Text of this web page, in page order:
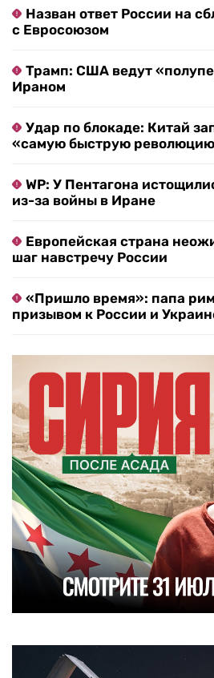
Назван ответ России на
с Евросоюзом
Трамп: США ведут
Ираном
Удар по блокаде: Китай
«самую быструю
WP: У Пентагона
из-за войны в Иране
Европейская страна
шаг навстречу России
«Пришло время»: папа
призывом к России и